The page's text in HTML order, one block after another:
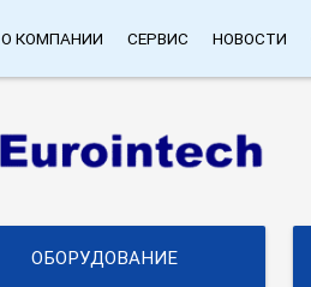
О КОМПАНИИ СЕРВИС НОВОСТИ
ОБОРУДОВАНИЕ